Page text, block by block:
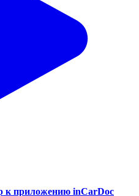
к приложению inCarDoc